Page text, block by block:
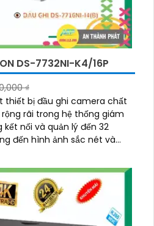
DS-7732NI-K4/16P
₫
thiết bị đầu ghi camera chất
rãi trong hệ thống giám
đến hình ảnh sắc nét và